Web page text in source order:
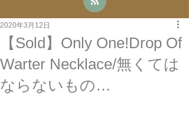
【Sold】Only One!Drop Of
Warter Necklace/無くては
ならないもの…
2020年3月12日